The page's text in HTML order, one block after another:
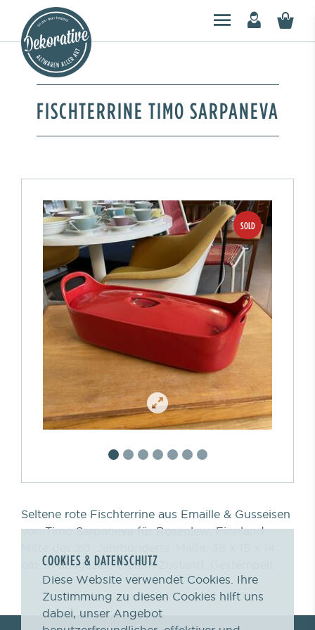
FISCHTERRINE TIMO SARPANEVA
Seltene rote Fischterrine aus Emaille & Gusseisen
von Timo Sarpaneva für Rosenlew, Finnland.
cm. In ausgezeichnetem Zustand. Gestempelt
COOKIES & DATENSCHUTZ
Diese Website verwendet Cookies. Ihre
Zustimmung zu diesen Cookies hilft uns
dabei, unser Angebot